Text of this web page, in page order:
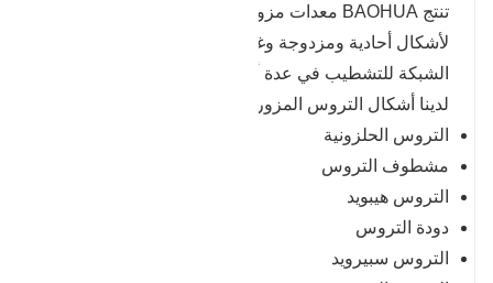
تنتج BAOHUA معدات مزورة ، وأشكال تروس دائرية
لأشكال أحادية ومزدوجة وغيرها من الأشكال القريبة من
الشبكة للتشطيب في عدة أشكال مختلفة.
لدينا أشكال التروس المزورة والسبائك
التروس الحلزونية
مشطوف التروس
التروس هيبويد
دودة التروس
التروس سبيرويد